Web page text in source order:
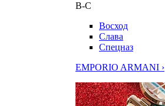
В-С
Восход
Слава
Спецназ
EMPORIO ARMANI ›